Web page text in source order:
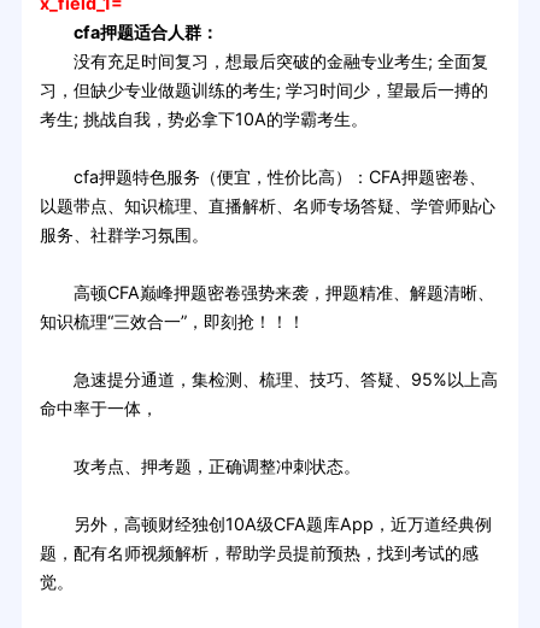
cfa押题适合人群：
没有充足时间复习，想最后突破的金融专业考生; 全面复
习，但缺少专业做题训练的考生; 学习时间少，望最后一搏的
考生; 挑战自我，势必拿下10A的学霸考生。
cfa押题特色服务（便宜，性价比高）：CFA押题密卷、
以题带点、知识梳理、直播解析、名师专场答疑、学管师贴心
服务、社群学习氛围。
高顿CFA巅峰押题密卷强势来袭，押题精准、解题清晰、
知识梳理“三效合一”，即刻抢！！！
急速提分通道，集检测、梳理、技巧、答疑、95%以上高
命中率于一体，
攻考点、押考题，正确调整冲刺状态。
另外，高顿财经独创10A级CFA题库App，近万道经典例
题，配有名师视频解析，帮助学员提前预热，找到考试的感
觉。